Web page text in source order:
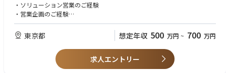
【ポジションの魅力】
・入社年次や経験にかかわらず、裁量のある業務・プロジェクトに携わる
機会があります。将来的には事業責任者やマネジメントポジションへの
ステップアップも視野に入れられる環境です。実際に、20代で事業責任者
やVPoXに抜擢されている社員もいます。
・ソリューション営業のご経験
・営業企画のご経験
・事業開発のご経験
・プロダクトマネジメントのご経験
・コンサルティング（IT・業務・戦略）のご経験
【歓迎（WANT）】
立ち上げフェーズの事業に携わったご経験
東京都 想定年収 500 万円 ~ 700 万円
求人エントリー